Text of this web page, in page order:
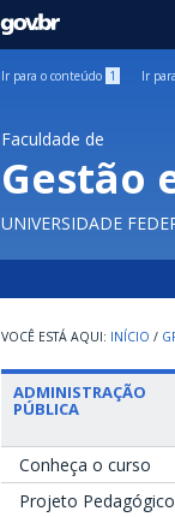
GOVBR
Ir para o conteúdo 1 Ir
Faculdade de
Gestão
UNIVERSIDADE
INÍCIO /
ADMINISTRAÇÃO
PÚBLICA
Conheça o curso
Projeto Pedagógico